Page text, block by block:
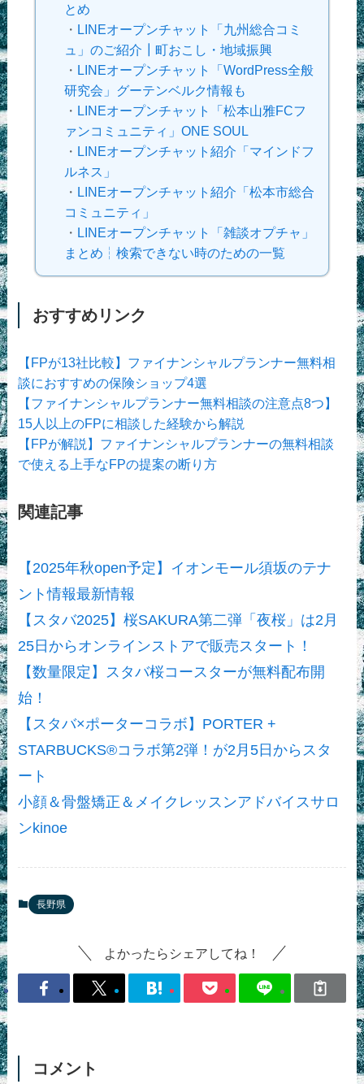
とめ
・ LINEオープンチャット「九州総合コミ
ュ」のご紹介┃町おこし・地域振興
・ LINEオープンチャット「WordPress全般
研究会」グーテンベルク情報も
・ LINEオープンチャット「松本山雅FCフ
ァンコミュニティ」ONE SOUL
・ LINEオープンチャット紹介「マインドフ
ルネス」
・ LINEオープンチャット紹介「松本市総合
コミュニティ」
・ LINEオープンチャット「雑談オプチャ」
まとめ┆検索できない時のための一覧
おすすめリンク
【FPが13社比較】ファイナンシャルプランナー無料相
談におすすめの保険ショップ4選
【ファイナンシャルプランナー無料相談の注意点8つ】
15人以上のFPに相談した経験から解説
【FPが解説】ファイナンシャルプランナーの無料相談
で使える上手なFPの提案の断り方
関連記事
【2025年秋open予定】イオンモール須坂のテナ
ント情報最新情報
【スタバ2025】桜SAKURA第二弾「夜桜」は2月
25日からオンラインストアで販売スタート！
【数量限定】スタバ桜コースターが無料配布開
始！
【スタバ×ポーターコラボ】PORTER +
STARBUCKS®コラボ第2弾！が2月5日からスタ
ート
小顔＆骨盤矯正＆メイクレッスンアドバイスサロ
ンkinoe
長野県
よかったらシェアしてね！
コメント